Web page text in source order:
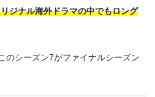
ジナル海外ドラマの中でもロング
のシーズン7がファイナルシーズン